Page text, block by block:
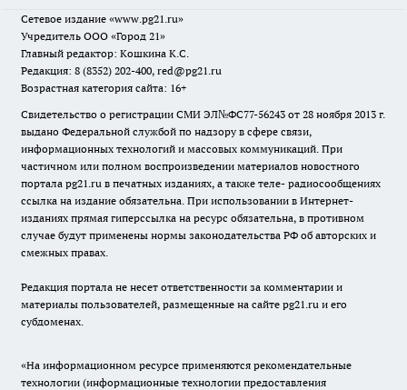
Сетевое издание «www.pg21.ru»
Учредитель ООО «Город 21»
Главный редактор: Кошкина К.С.
Редакция: 8 (8352) 202-400, red@pg21.ru
Возрастная категория сайта: 16+
Свидетельство о регистрации СМИ ЭЛ№ФС77-56243 от 28 ноября 2013 г.
выдано Федеральной службой по надзору в сфере связи,
информационных технологий и массовых коммуникаций. При
частичном или полном воспроизведении материалов новостного
портала pg21.ru в печатных изданиях, а также теле- радиосообщениях
ссылка на издание обязательна. При использовании в Интернет-
изданиях прямая гиперссылка на ресурс обязательна, в противном
случае будут применены нормы законодательства РФ об авторских и
смежных правах.
Редакция портала не несет ответственности за комментарии и
материалы пользователей, размещенные на сайте pg21.ru и его
субдоменах.
«На информационном ресурсе применяются рекомендательные
технологии (информационные технологии предоставления